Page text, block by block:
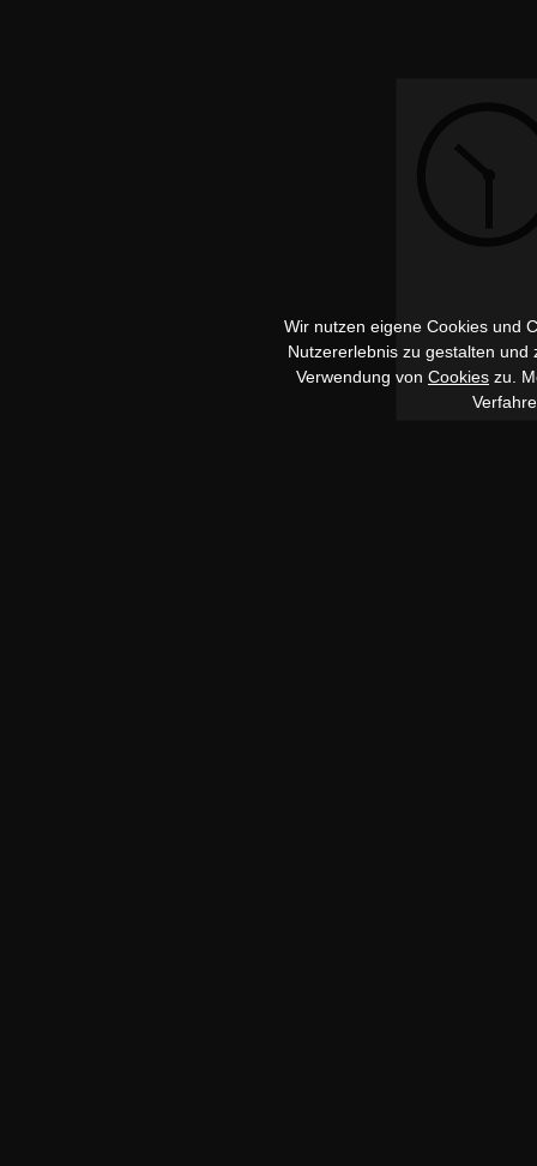
Wir nutzen eigene Cookies und
Nutzererlebnis zu gestalten
Verwendung von Cookies zu.